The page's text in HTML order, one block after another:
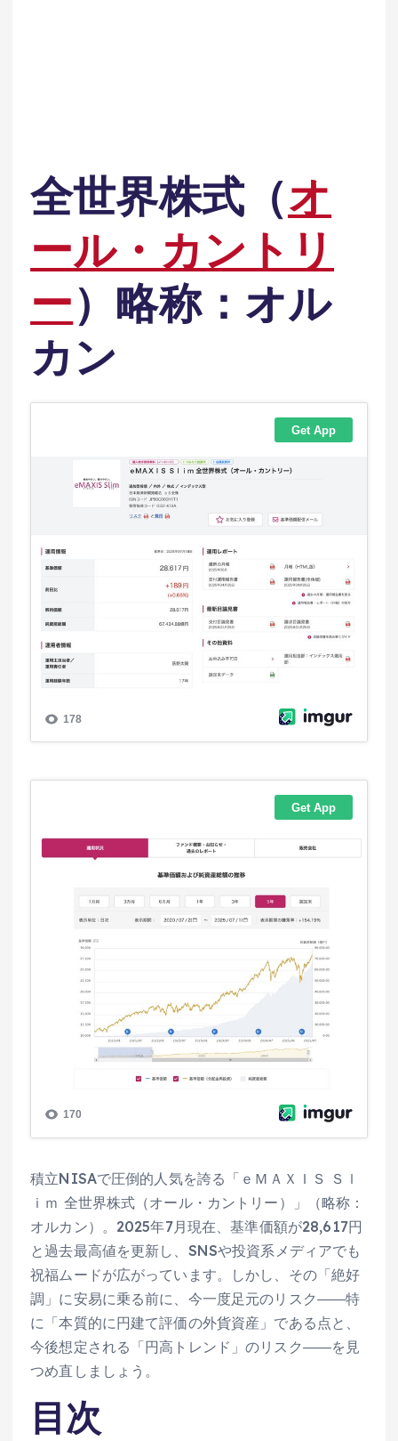
全世界株式（オ
ール・カントリ
ー）略称：オル
カン
積立NISAで圧倒的人気を誇る「ｅＭＡＸＩＳ Ｓｌ
ｉｍ 全世界株式（オール・カントリー）」（略称：
オルカン）。2025年7月現在、基準価額が28,617円
と過去最高値を更新し、SNSや投資系メディアでも
祝福ムードが広がっています。しかし、その「絶好
調」に安易に乗る前に、今一度足元のリスク――特
に「本質的に円建て評価の外貨資産」である点と、
今後想定される「円高トレンド」のリスク――を見
つめ直しましょう。
目次